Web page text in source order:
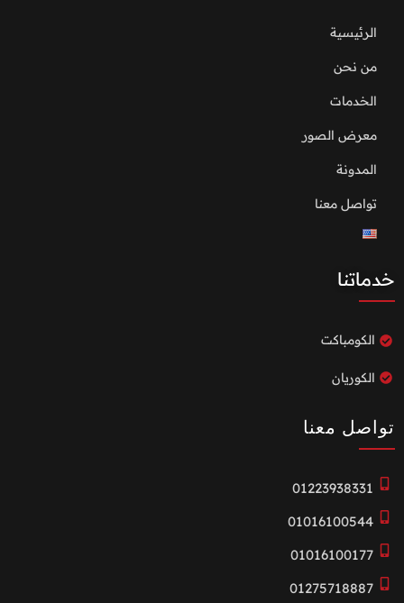
الرئيسية
من نحن
الخدمات
معرض الصور
المدونة
تواصل معنا
خدماتنا
الكومباكت
الكوريان
تواصل معنا
01223938331
01016100544
01016100177
01275718887